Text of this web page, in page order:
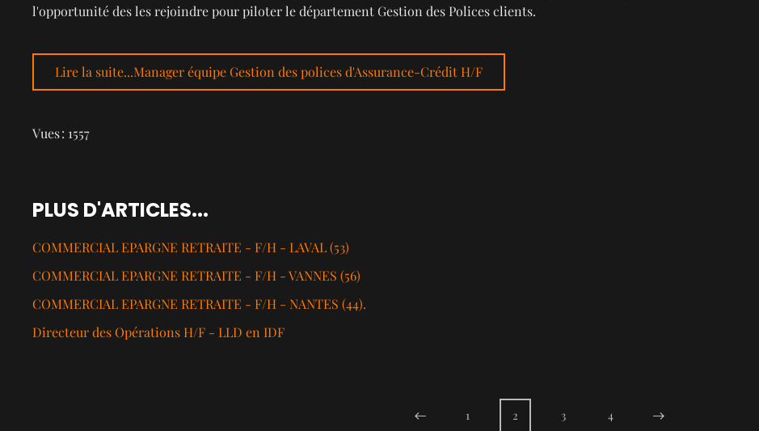
l'opportunité des les rejoindre pour piloter le département Gestion des Polices clients.
Lire la suite...Manager équipe Gestion des polices d'Assurance-Crédit H/F
Vues : 1557
PLUS D'ARTICLES...
COMMERCIAL EPARGNE RETRAITE - F/H - LAVAL (53)
COMMERCIAL EPARGNE RETRAITE - F/H - VANNES (56)
COMMERCIAL EPARGNE RETRAITE - F/H - NANTES (44).
Directeur des Opérations H/F - LLD en IDF
1 2 3 4